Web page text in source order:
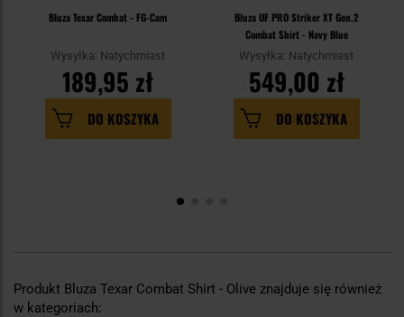
Bluza Texar Combat - FG-Cam
Wysyłka: Natychmiast
189,95 zł
DO KOSZYKA
Bluza UF PRO Striker XT Gen.2
Combat Shirt - Navy Blue
Wysyłka: Natychmiast
549,00 zł
DO KOSZYKA
Produkt Bluza Texar Combat Shirt - Olive znajduje się również
w kategoriach: